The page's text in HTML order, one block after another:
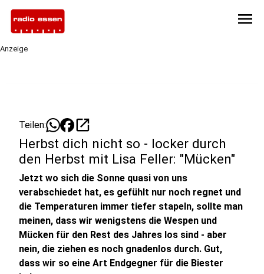
menu
Anzeige
Teilen: open_in_new
Herbst dich nicht so - locker durch
den Herbst mit Lisa Feller: "Mücken"
Jetzt wo sich die Sonne quasi von uns
verabschiedet hat, es gefühlt nur noch regnet und
die Temperaturen immer tiefer stapeln, sollte man
meinen, dass wir wenigstens die Wespen und
Mücken für den Rest des Jahres los sind - aber
nein, die ziehen es noch gnadenlos durch. Gut,
dass wir so eine Art Endgegner für die Biester